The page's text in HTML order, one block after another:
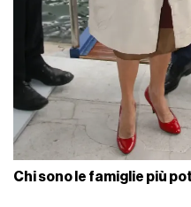
Chi sono le famiglie più